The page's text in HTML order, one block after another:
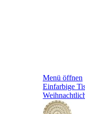
Menü öffnen
Einfarbige